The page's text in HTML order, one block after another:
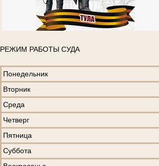
РЕЖИМ РАБОТЫ СУДА
Понедельник
Вторник
Среда
Четверг
Пятница
Суббота